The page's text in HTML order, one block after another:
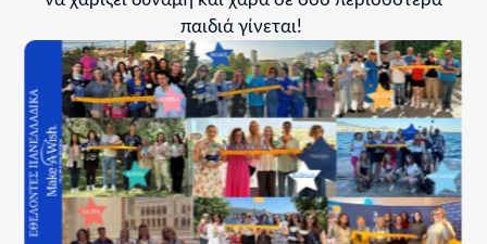
παιδιά γίνεται!